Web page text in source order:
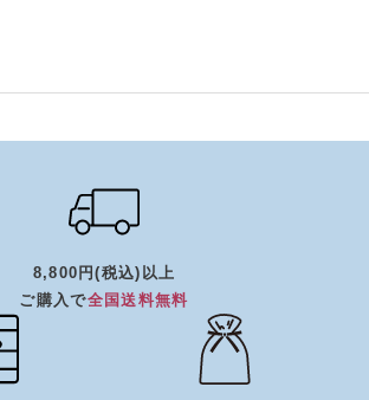
8,800円(税込)以上
ご購入で全国送料無料